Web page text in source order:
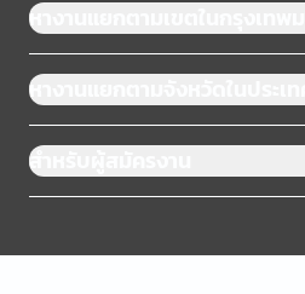
หางานแยกตามเขตในกรุงเทพม
หางานแยกตามจังหวัดในประเทศ
สำหรับผู้สมัครงาน